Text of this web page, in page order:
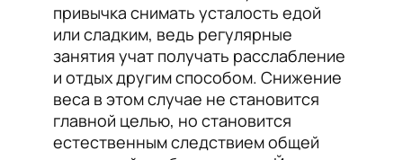
привычка снимать усталость едой
или сладким, ведь регулярные
занятия учат получать расслабление
и отдых другим способом. Снижение
веса в этом случае не становится
главной целью, но становится
естественным следствием общей